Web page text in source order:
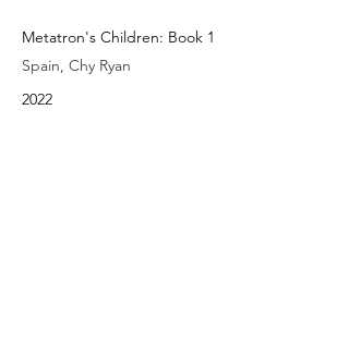
Metatron's Children: Book 1
Spain, Chy Ryan
2022